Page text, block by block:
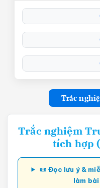
Trắc
Trắc nghiệm
tích hợp
📜 Đọc lưu ý &
làm